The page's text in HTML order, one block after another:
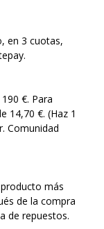
en 3 cuotas,
€. Para
14,70 €. (Haz 1
Comunidad
más
de la compra
de repuestos.